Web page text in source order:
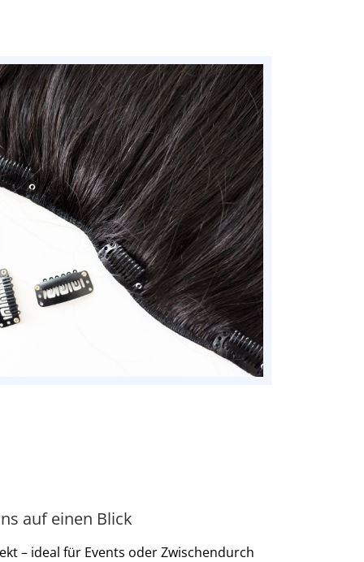
auf einen Blick
– ideal für Events oder Zwischendurch